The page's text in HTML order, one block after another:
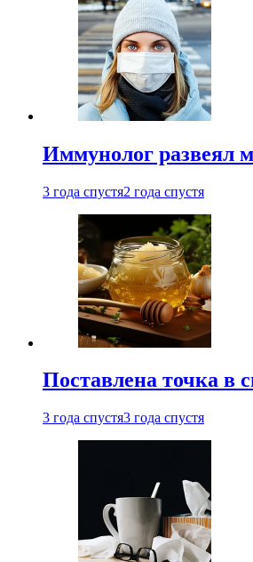
Иммунолог развеял
3 года спустя2 года спустя
Поставлена точка в
3 года спустя3 года спустя